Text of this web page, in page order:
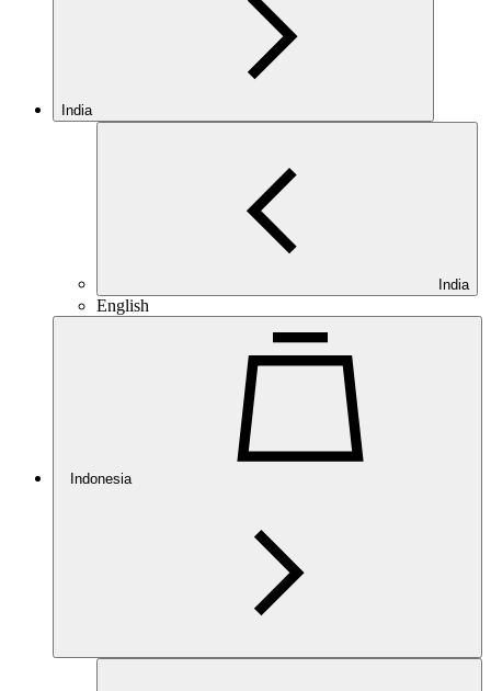
India
India
English
Indonesia